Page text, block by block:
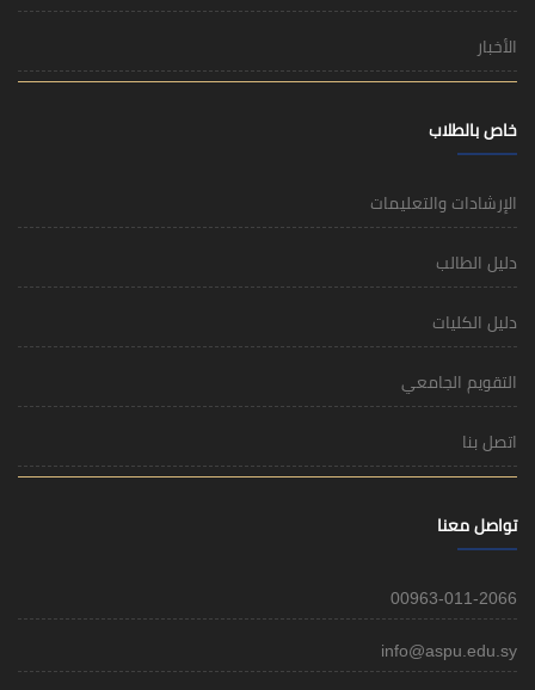
الأخبار
خاص بالطلاب
الإرشادات والتعليمات
دليل الطالب
دليل الكليات
التقويم الجامعي
اتصل بنا
تواصل معنا
00963-011-2066
info@aspu.edu.sy